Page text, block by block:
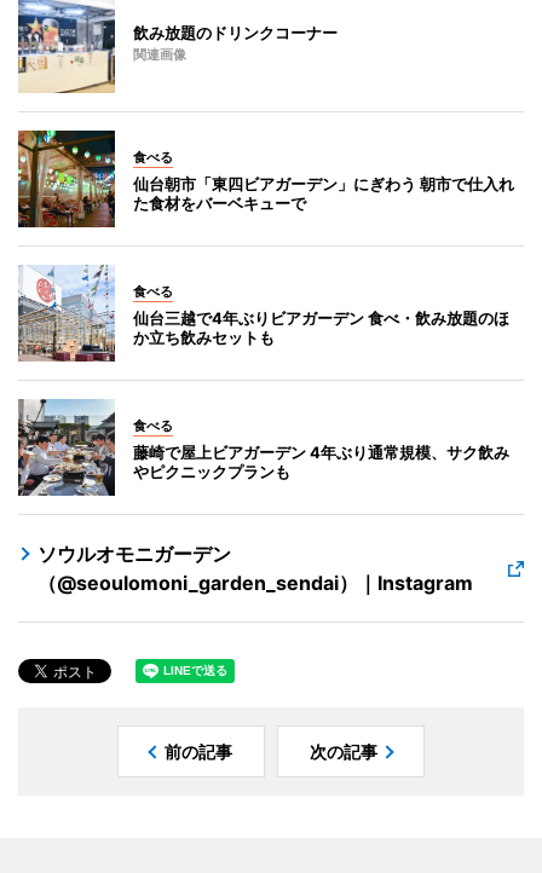
飲み放題のドリンクコーナー
関連画像
食べる
仙台朝市「東四ビアガーデン」にぎわう 朝市で仕入れ
た食材をバーベキューで
食べる
仙台三越で4年ぶりビアガーデン 食べ・飲み放題のほ
か立ち飲みセットも
食べる
藤崎で屋上ビアガーデン 4年ぶり通常規模、サク飲み
やピクニックプランも
ソウルオモニガーデン
（@seoulomoni_garden_sendai）｜Instagram
前の記事 次の記事